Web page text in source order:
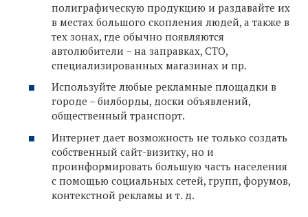
полиграфическую продукцию и раздавайте их
в местах большого скопления людей, а также в
тех зонах, где обычно появляются
автолюбители – на заправках, СТО,
специализированных магазинах и пр.
Используйте любые рекламные площадки в
городе – билборды, доски объявлений,
общественный транспорт.
Интернет дает возможность не только создать
собственный сайт-визитку, но и
проинформировать большую часть населения
с помощью социальных сетей, групп, форумов,
контекстной рекламы и т. д.